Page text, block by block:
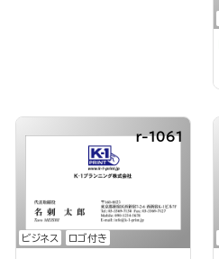
ビジネス ロゴ付き
r-1061